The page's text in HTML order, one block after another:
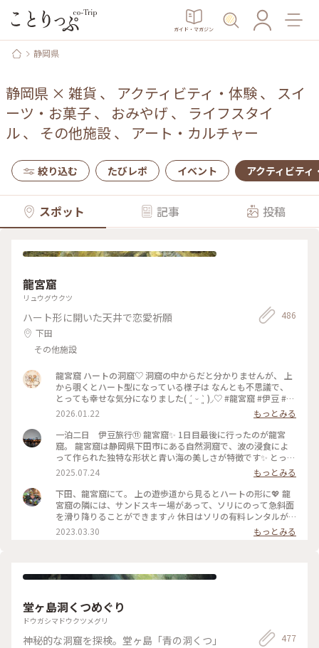
ガイド・マガジン
静岡県
静岡県 × 雑貨 、 アクティビティ・体験、 スイ
ーツ・お菓子、 おみやげ 、 ライフスタイ
ル、 その他施設、 アート・カルチャー
絞り込む たびレポ イベント アクティビティ
スポット 記事 投稿
龍宮窟
リュウグウクツ
ハート形に開いた天井で恋愛祈願
下田
その他施設
486
龍宮窟 ハートの洞窟♡ 洞窟の中からだと分かりませんが、 上
から覗くとハート型になっている様子は なんとも不思議で、
とっても幸せな気分になりました( ´͈ ᵕ `͈ )◞♡ #龍宮窟 #伊豆 #ハ
ートの洞窟 #開運旅
2026.01.22
もっとみる
一泊二日 伊豆旅行⑪ 龍宮窟✨️ 1日目最後に行ったのが龍宮
窟。 龍宮窟は静岡県下田市にある自然洞窟で、波の浸食によ
って作られた独特な形状と青い海の美しさが特徴です✨️ とって
も神秘的でした✨️ 柵までしかいけませんが、素敵な景色に大満
足です。 駐車場の近くの階段を降りてすぐです💡 １日で、こ
れだけ色々まわりましたが、ちょうどルート上にあるところを
ほとんど寄ってる感じなので、ゆっくり観光満喫出来ました😊
#龍宮窟 #ゆるり夏時間 #開運旅
2025.07.24
もっとみる
下田、龍宮窟にて。 上の遊歩道から見るとハートの形に💖 龍
宮窟の隣には、サンドスキー場があって、ソリにのって急斜面
を滑り降りることができます🎶 休日はソリの有料レンタルが
あるみたいなのですが、行った日は平日でレンタルをしておら
ず…💦 ソリで遊んでいる親子を眺めていたら、ソリを貸してい
🙇‍♀️✨ #私のことりっぷ旅 #花だより #レトロな街 #Myことりっ
2023.03.30 もっとみる
堂ヶ島洞くつめぐり
ドウガシマドウクツメグリ
神秘的な洞窟を探検。堂ヶ島「青の洞くつ」 477